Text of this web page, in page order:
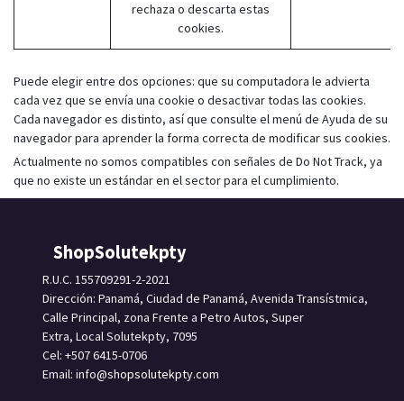
rechaza o descarta estas
cookies.
Puede elegir entre dos opciones: que su computadora le advierta
cada vez que se envía una cookie o desactivar todas las cookies.
Cada navegador es distinto, así que consulte el menú de Ayuda de su
navegador para aprender la forma correcta de modificar sus cookies.
Actualmente no somos compatibles con señales de Do Not Track, ya
que no existe un estándar en el sector para el cumplimiento.
ShopSolutekpty
R.U.C. 155709291-2-2021
Dirección: Panamá, Ciudad de Panamá, Avenida Transístmica,
Calle Principal, zona Frente a Petro Autos, Super
Extra, Local Solutekpty, 7095
Cel: +507 6415-0706
Email: info@shopsolutekpty.com